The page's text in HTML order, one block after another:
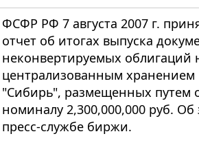
ФСФР РФ 7 августа 2007 г.
отчет об итогах выпуска
неконвертируемых облигаций
централизованным
"Сибирь", размещенных путем
номиналу 2,300,000,000 руб.
пресс-службе биржи.